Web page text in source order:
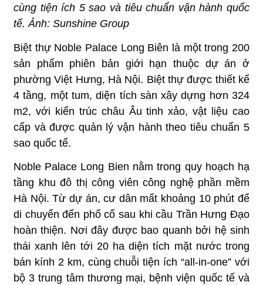
cùng tiện ích 5 sao và tiêu chuẩn vận hành quốc
tế. Ảnh: Sunshine Group
Biệt thự Noble Palace Long Biên là một trong 200
sản phẩm phiên bản giới hạn thuộc dự án ở
phường Việt Hưng, Hà Nội. Biệt thự được thiết kế
4 tầng, một tum, diện tích sàn xây dựng hơn 324
m2, với kiến trúc châu Âu tinh xảo, vật liệu cao
cấp và được quản lý vận hành theo tiêu chuẩn 5
sao quốc tế.
Noble Palace Long Bien nằm trong quy hoạch hạ
tầng khu đô thị công viên công nghệ phần mềm
Hà Nội. Từ dự án, cư dân mất khoảng 10 phút để
di chuyển đến phố cổ sau khi cầu Trần Hưng Đạo
hoàn thiện. Nơi đây được bao quanh bởi hệ sinh
thái xanh lên tới 20 ha diện tích mặt nước trong
bán kính 2 km, cùng chuỗi tiện ích “all-in-one” với
bộ 3 trung tâm thương mại, bệnh viện quốc tế và